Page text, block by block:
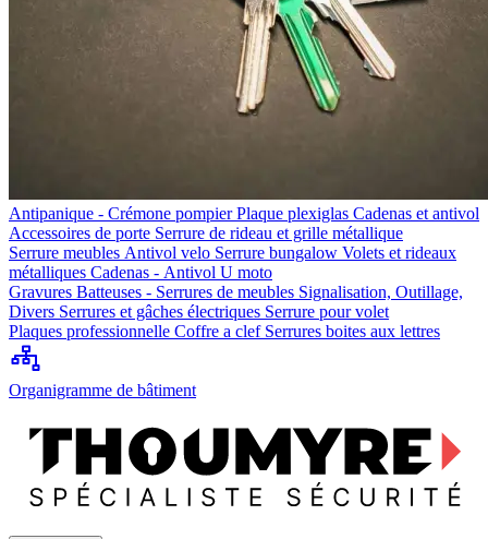
Antipanique - Crémone pompierPlaque plexiglas Cadenas et antivol
Accessoires de porte Serrure de rideau et grille métallique
Serrure meubles Antivol velo Serrure bungalow Volets et rideaux
métalliques Cadenas - Antivol U moto
Gravures Batteuses - Serrures de meubles Signalisation, Outillage,
Divers Serrures et gâches électriques Serrure pour volet
Plaques professionnelle Coffre a clef Serrures boites aux lettres
Organigramme de bâtiment